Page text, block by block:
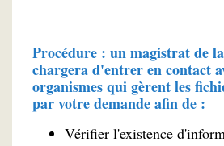
Procédure : un magistrat de
chargera d'entrer en contact
organismes qui gèrent les
par votre demande afin de :
Vérifier l'existence